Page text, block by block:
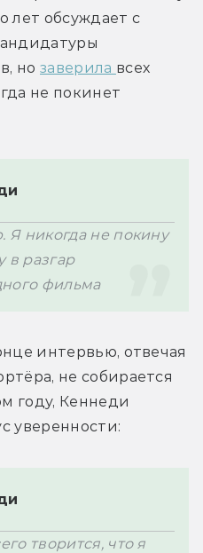
лет обсуждает с
но заверила всех
не покинет
Я никогда не покину
в разгар
фильма
интервью, отвечая
не собирается
году, Кеннеди
уверенности:
творится, что я